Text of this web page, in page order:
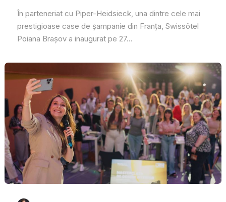
În parteneriat cu Piper-Heidsieck, una dintre cele mai
prestigioase case de șampanie din Franța, Swissôtel
Poiana Brașov a inaugurat pe 27...